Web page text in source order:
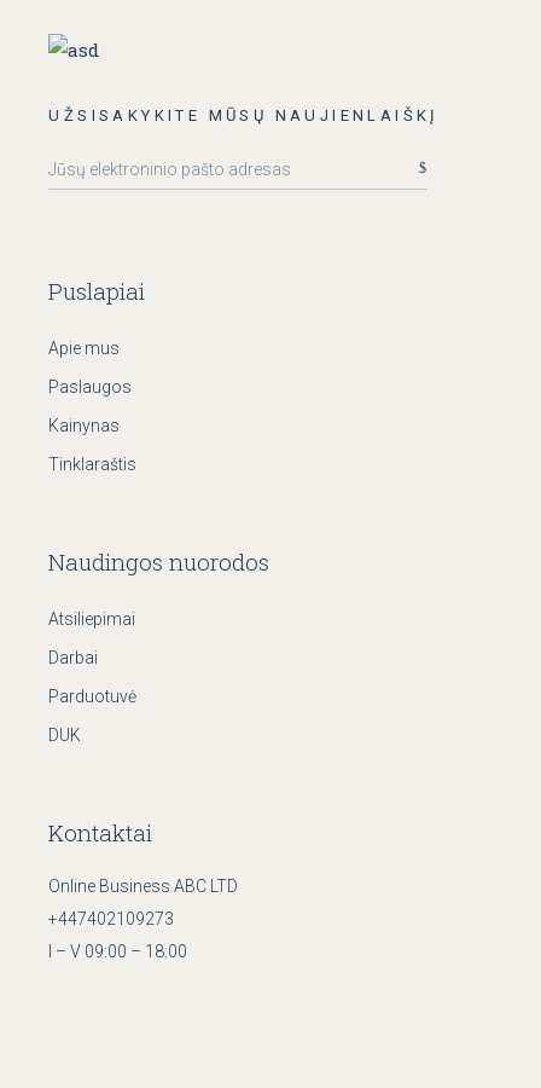
UŽSISAKYKITE MŪSŲ NAUJIENLAIŠKĮ
Puslapiai
Apie mus
Paslaugos
Kainynas
Tinklaraštis
Naudingos nuorodos
Atsiliepimai
Darbai
Parduotuvė
DUK
Kontaktai
Online Business ABC LTD
+447402109273
I – V 09:00 – 18:00